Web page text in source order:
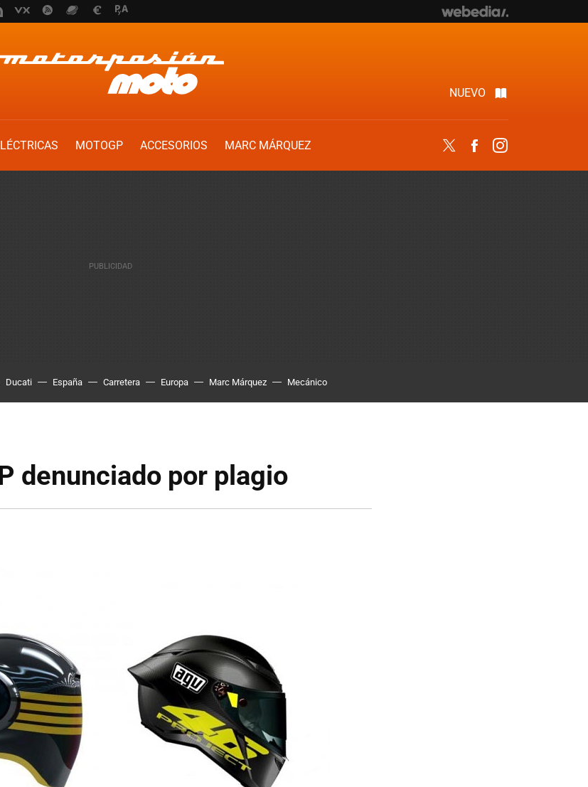
NUEVO
MOTOGP ACCESORIOS
MARC MÁRQUEZ
Twitter Facebook
Ducati España Carretera Europa Marc Márquez Mecánico
denunciado por plagio